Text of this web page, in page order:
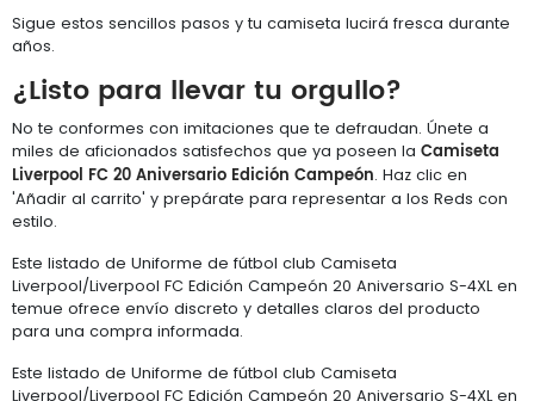
Sigue estos sencillos pasos y tu camiseta lucirá fresca durante
años.
¿Listo para llevar tu orgullo?
No te conformes con imitaciones que te defraudan. Únete a
miles de aficionados satisfechos que ya poseen la Camiseta
Liverpool FC 20 Aniversario Edición Campeón. Haz clic en
'Añadir al carrito' y prepárate para representar a los Reds con
estilo.
Este listado de Uniforme de fútbol club Camiseta
Liverpool/Liverpool FC Edición Campeón 20 Aniversario S-4XL en
temue ofrece envío discreto y detalles claros del producto
para una compra informada.
Este listado de Uniforme de fútbol club Camiseta
Liverpool/Liverpool FC Edición Campeón 20 Aniversario S-4XL en